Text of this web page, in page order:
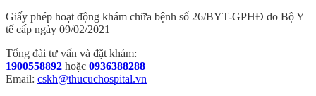
Giấy phép hoạt động khám chữa bệnh số 26/BYT-GPHĐ do Bộ Y
tế cấp ngày 09/02/2021
Tổng đài tư vấn và đặt khám:
1900558892 hoặc 0936388288
Email: cskh@thucuchospital.vn